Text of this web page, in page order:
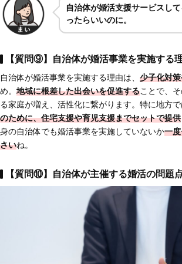
自治体が婚活支援サービスし
ったらいいのに。
【質問⑨】自治体が婚活事業を実施する
自治体が婚活事業を実施する理由は、 少子化対
め。 地域に根差した出会いを促進することで、
る家庭が増え、活性化に繋がります。特に地方で
のために、住宅支援や育児支援までセットで提供
身の自治体でも婚活事業を実施していないか一
さいね。
【質問⑩】自治体が主催する婚活の問題